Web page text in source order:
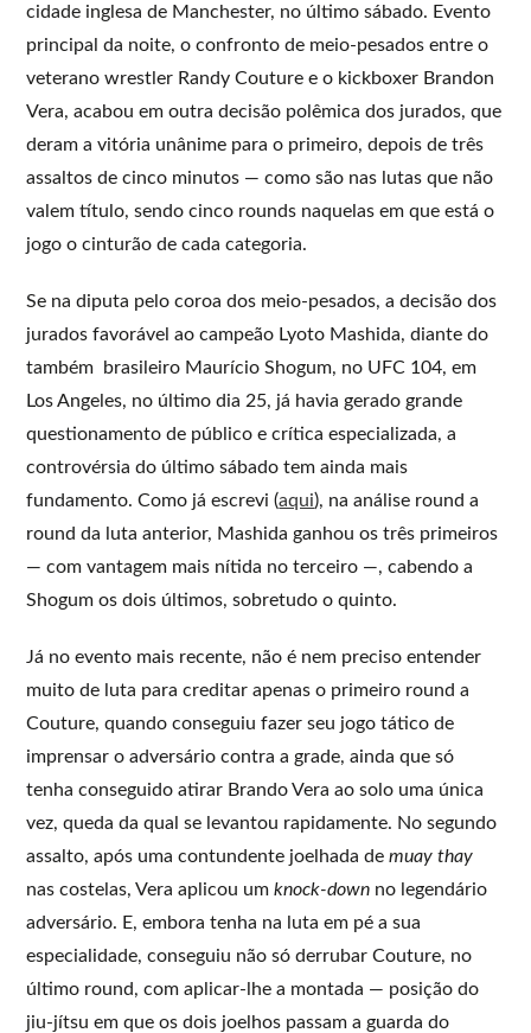
cidade inglesa de Manchester, no último sábado. Evento
principal da noite, o confronto de meio-pesados entre o
veterano wrestler Randy Couture e o kickboxer Brandon
Vera, acabou em outra decisão polêmica dos jurados, que
deram a vitória unânime para o primeiro, depois de três
assaltos de cinco minutos — como são nas lutas que não
valem título, sendo cinco rounds naquelas em que está o
jogo o cinturão de cada categoria.
Se na diputa pelo coroa dos meio-pesados, a decisão dos
jurados favorável ao campeão Lyoto Mashida, diante do
também brasileiro Maurício Shogum, no UFC 104, em
Los Angeles, no último dia 25, já havia gerado grande
questionamento de público e crítica especializada, a
controvérsia do último sábado tem ainda mais
fundamento. Como já escrevi (aqui), na análise round a
round da luta anterior, Mashida ganhou os três primeiros
— com vantagem mais nítida no terceiro —, cabendo a
Shogum os dois últimos, sobretudo o quinto.
Já no evento mais recente, não é nem preciso entender
muito de luta para creditar apenas o primeiro round a
Couture, quando conseguiu fazer seu jogo tático de
imprensar o adversário contra a grade, ainda que só
tenha conseguido atirar Brando Vera ao solo uma única
vez, queda da qual se levantou rapidamente. No segundo
assalto, após uma contundente joelhada demuay thay
nas costelas, Vera aplicou umknock-down no legendário
adversário. E, embora tenha na luta em pé a sua
especialidade, conseguiu não só derrubar Couture, no
último round, com aplicar-lhe a montada — posição do
jiu-jítsu em que os dois joelhos passam a guarda do